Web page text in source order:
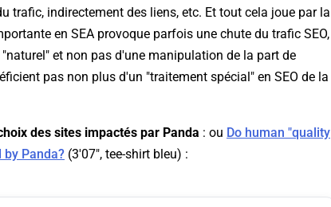
trafic, indirectement des liens, etc. Et tout cela joue par la
en SEA provoque parfois une chute du trafic SEO,
et non pas d'une manipulation de la part de
pas non plus d'un "traitement spécial" en SEO de la
des sites impactés par Panda : ou Do human "quality
Panda? (3'07", tee-shirt bleu) :